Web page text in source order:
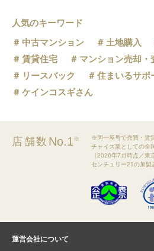
人気のキーワード
中古マンション
土地購入
賃貸住宅
マンション売却・
リースバック
住まいるサポ
ケインコスギさん
店舗数 No.1※
※同一屋号で売買・賃
チャイズ業としての全
（2026年7月時点／東
センチュリー21の加盟
運営会社について